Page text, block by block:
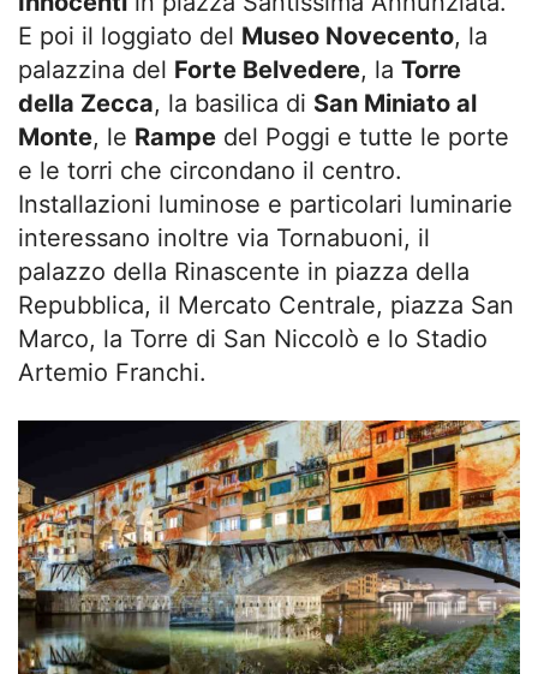
E poi il loggiato del Museo Novecento, la
palazzina del Forte Belvedere, la Torre
della Zecca, la basilica di San Miniato al
Monte, le Rampe del Poggi e tutte le porte
e le torri che circondano il centro.
Installazioni luminose e particolari luminarie
interessano inoltre via Tornabuoni, il
palazzo della Rinascente in piazza della
Repubblica, il Mercato Centrale, piazza San
Marco, la Torre di San Niccolò e lo Stadio
Artemio Franchi.